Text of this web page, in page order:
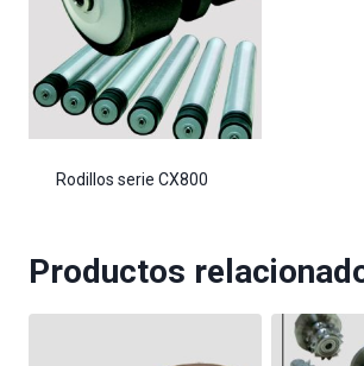
Rodillos serie CX800
Productos